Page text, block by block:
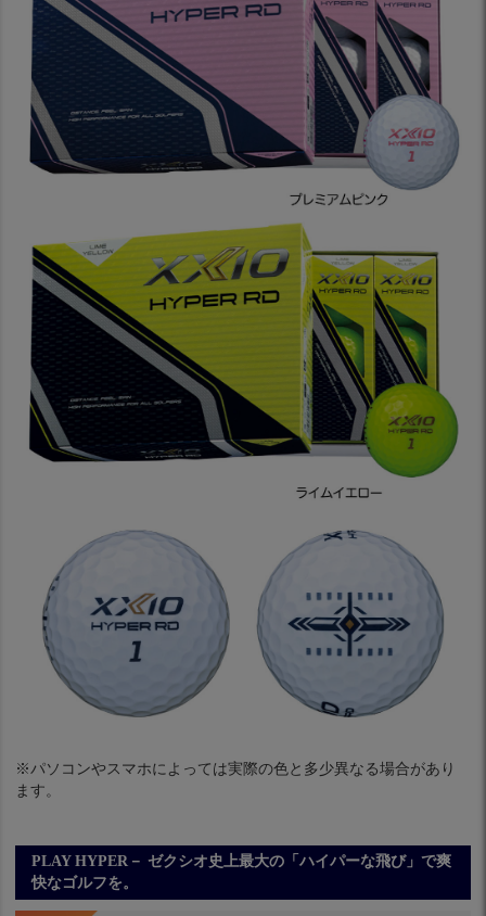
※パソコンやスマホによっては実際の色と多少異なる場合があり
ます。
PLAY HYPER－ ゼクシオ史上最大の「ハイパーな飛び」で爽
快なゴルフを。